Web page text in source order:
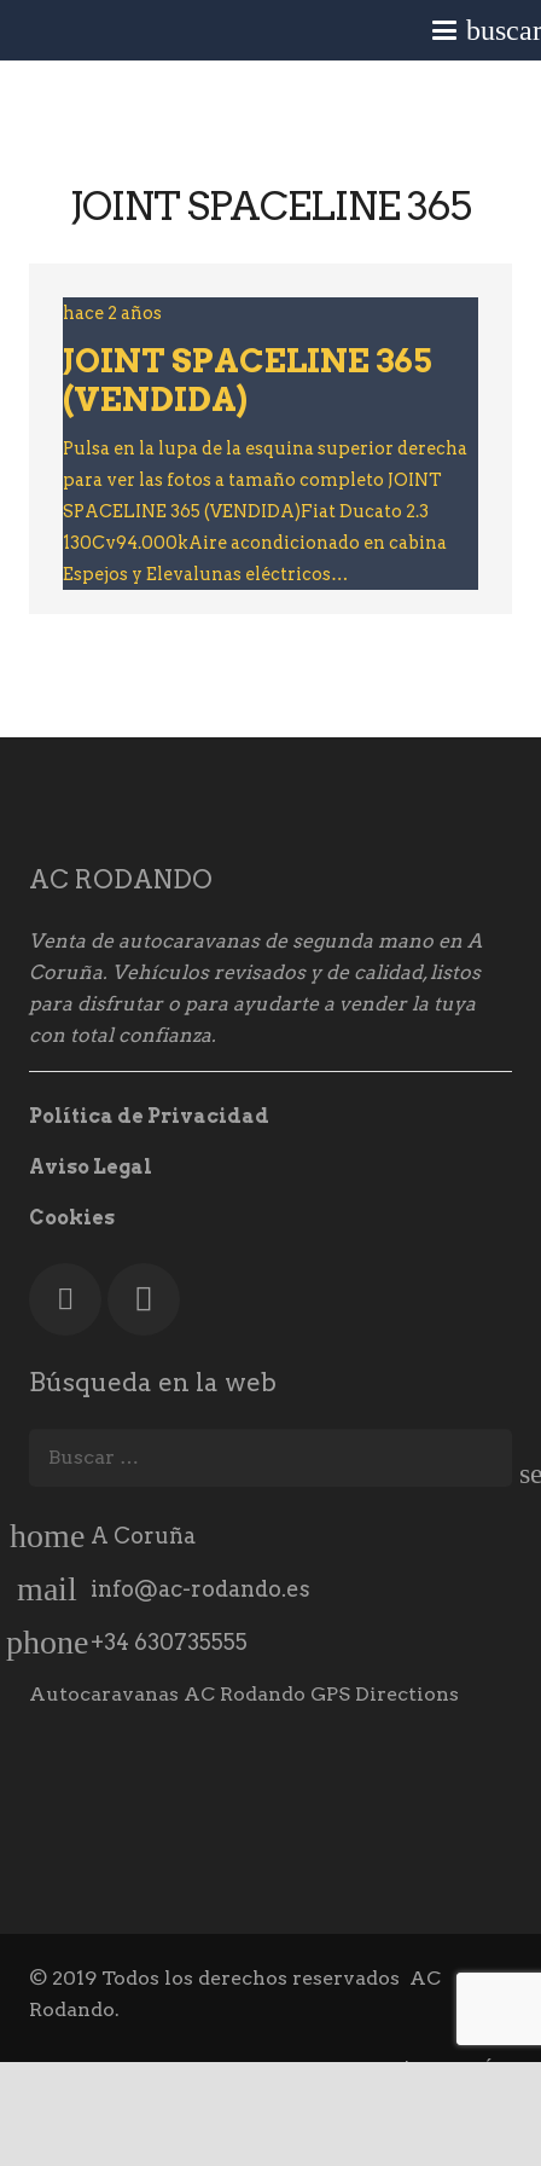
JOINT SPACELINE 365
hace 2 años
JOINT SPACELINE 365
(VENDIDA)
Pulsa en la lupa de la esquina superior derecha
para ver las fotos a tamaño completo JOINT
SPACELINE 365 (VENDIDA)Fiat Ducato 2.3
130Cv94.000kAire acondicionado en cabina
Espejos y Elevalunas eléctricos…
AC RODANDO
Venta de autocaravanas de segunda mano en A
Coruña. Vehículos revisados y de calidad, listos
para disfrutar o para ayudarte a vender la tuya
con total confianza.
Política de Privacidad
Aviso Legal
Cookies
Búsqueda en la web
home A Coruña
mail info@ac-rodando.es
phone+34 630735555
Autocaravanas AC Rodando GPS Directions
© 2019 Todos los derechos reservados AC
Rodando.